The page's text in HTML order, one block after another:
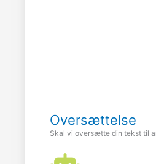
Oversættelse
Skal vi oversætte din tekst til